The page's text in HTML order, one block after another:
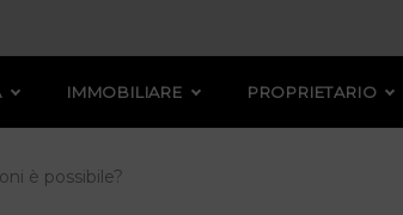
IMMOBILIARE PROPRIETARIO
è possibile?